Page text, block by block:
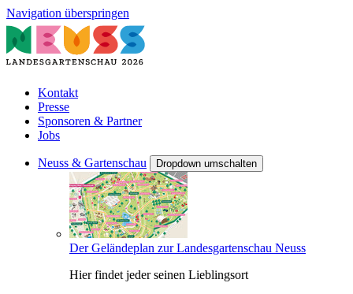
Navigation überspringen
Kontakt
Presse
Sponsoren & Partner
Jobs
Neuss & Gartenschau Dropdown umschalten
Der Geländeplan zur Landesgartenschau Neuss
Hier findet jeder seinen Lieblingsort